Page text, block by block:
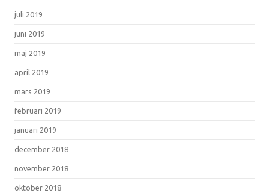
juli 2019
juni 2019
maj 2019
april 2019
mars 2019
februari 2019
januari 2019
december 2018
november 2018
oktober 2018